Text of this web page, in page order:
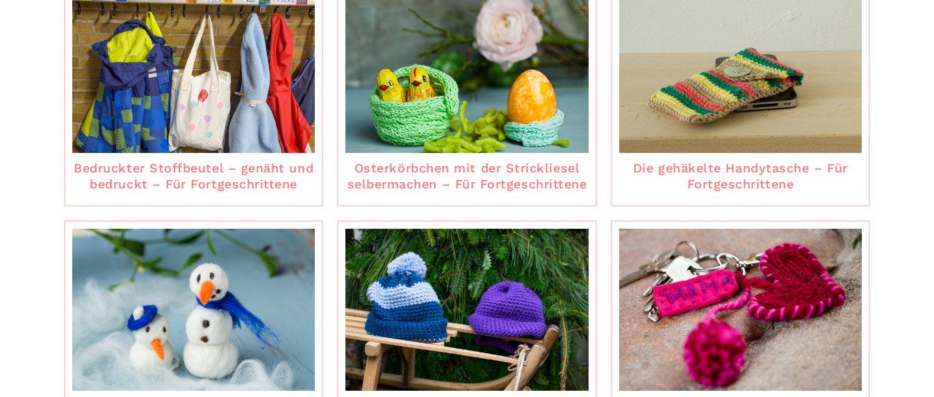
Bedruckter Stoffbeutel – genäht und
bedruckt – Für Fortgeschrittene
Osterkörbchen mit der Strickliesel
selbermachen – Für Fortgeschrittene
Die gehäkelte Handytasche – Für
Fortgeschrittene